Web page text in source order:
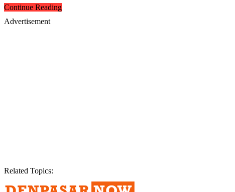
Continue Reading
Advertisement
Related Topics: